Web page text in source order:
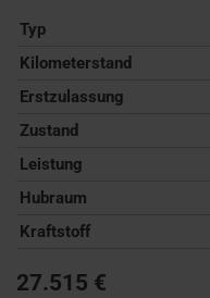
Typ
Kilometerstand
Erstzulassung
Zustand
Leistung
Hubraum
Kraftstoff
27.515 €